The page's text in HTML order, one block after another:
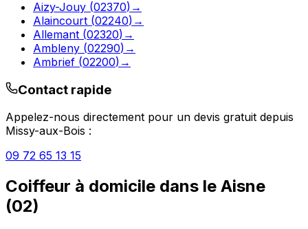
Aizy-Jouy (02370) →
Alaincourt (02240) →
Allemant (02320) →
Ambleny (02290) →
Ambrief (02200) →
Contact rapide
Appelez-nous directement pour un devis gratuit depuis
Missy-aux-Bois :
09 72 65 13 15
Coiffeur à domicile dans le Aisne
(02)